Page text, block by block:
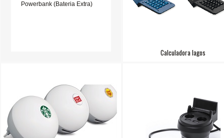
Powerbank (Bateria Extra)
Calculadora lagos